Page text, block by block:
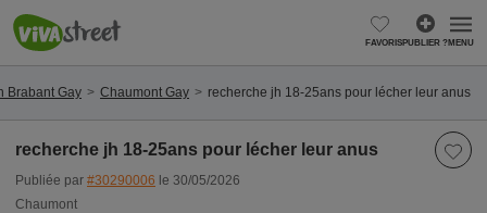
FAVORISPUBLIER ?MENU
Brabant Gay Chaumont Gay recherche jh 18-25ans pour lécher leur anus
recherche jh 18-25ans pour lécher leur anus
Publiée par #30290006 le 30/05/2026
Chaumont